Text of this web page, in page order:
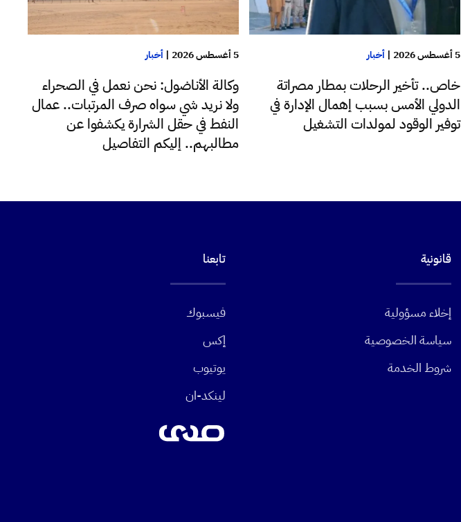
5 أغسطس 2026 |أخبار
خاص.. تأخير الرحلات بمطار مصراتة
الدولي الأمس بسبب إهمال الإدارة في
توفير الوقود لمولدات التشغيل
5 أغسطس 2026 |أخبار
وكالة الأناضول: نحن نعمل في الصحراء
ولا نريد شي سواه صرف المرتبات.. عمال
النفط في حقل الشرارة يكشفوا عن
مطالبهم.. إليكم التفاصيل
قانونية
إخلاء مسؤولية
سياسة الخصوصية
شروط الخدمة
تابعنا
فيسبوك
إكس
يوتيوب
لينكد-ان